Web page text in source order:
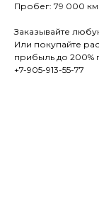
Пробег: 79 000 км
Заказывайте
Или покупайте
прибыль до 200%
+7-905-913-55-77